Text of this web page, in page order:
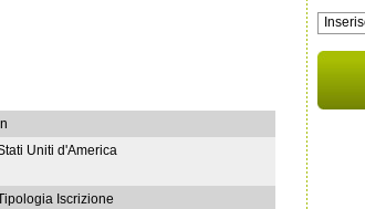
Uniti d'America
Iscrizione